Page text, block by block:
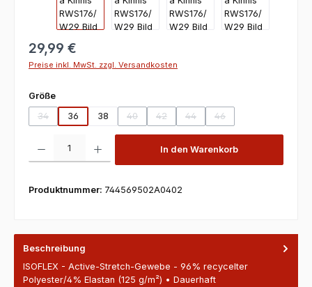
29,99 €
Preise inkl. MwSt. zzgl. Versandkosten
Größeauswählen
34
(Diese Option ist zurzeit nicht verfügbar.)
36 38 40
(Diese Option ist zurzeit nicht verfügbar.)
42
(Diese Option ist zurzeit nicht
44
(Diese Option ist zurzeit nicht
46
(Diese Option ist
In den Warenkorb
Produktnummer: 744569502A0402
Beschreibung
ISOFLEX - Active-Stretch-Gewebe - 96% recycelter
Polyester/4% Elastan (125 g/m²) • Dauerhaft